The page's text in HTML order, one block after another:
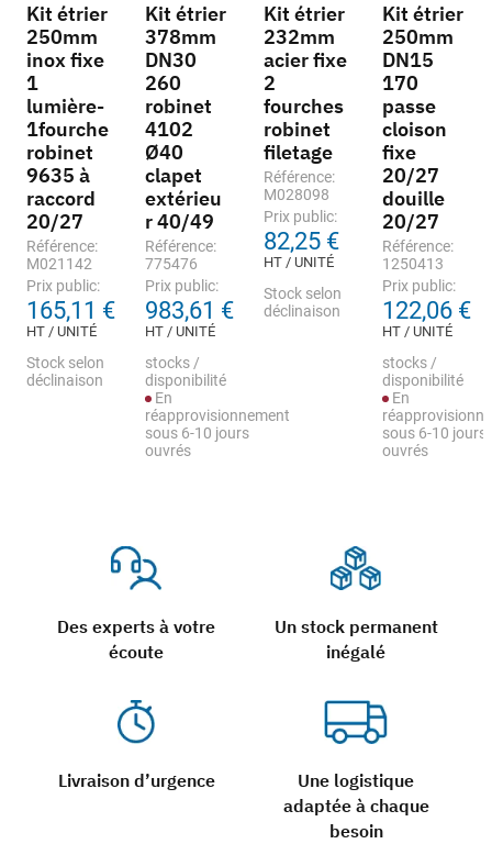
Des experts à votre
écoute
Un stock permanent
inégalé
Livraison d’urgence
Une logistique
adaptée à chaque
besoin
Kit étrier
250mm
inox fixe
1
lumière-
1fourche
robinet
9635 à
raccord
20/27
Référence:
M021142
Prix public:
165,11 €
HT / UNITÉ
Stock selon
déclinaison
Kit étrier
378mm
DN30
260
robinet
4102
Ø40
clapet
extérieu
r 40/49
Référence:
775476
Prix public:
983,61 €
HT / UNITÉ
stocks /
disponibilité
En
réapprovisionnement
sous 6-10 jours
ouvrés
Kit étrier
232mm
acier fixe
2
fourches
robinet
filetage
Référence:
M028098
Prix public:
82,25 €
HT / UNITÉ
Stock selon
déclinaison
Kit étrier
250mm
DN15
170
passe
cloison
fixe
20/27
douille
20/27
Référence:
1250413
Prix public:
122,06 €
HT / UNITÉ
stocks /
disponibilité
En
sous 6-10 jours
ouvrés